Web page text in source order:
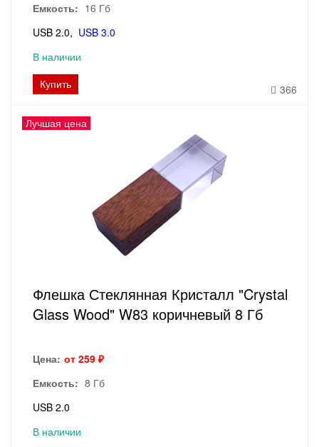
Емкость: 16 Гб
USB 2.0
USB 3.0
В наличии
Купить
366
Лучшая цена
Флешка Стеклянная Кристалл "Crystal
Glass Wood" W83 коричневый 8 Гб
Цена: от 259 ₽
Емкость: 8 Гб
USB 2.0
В наличии